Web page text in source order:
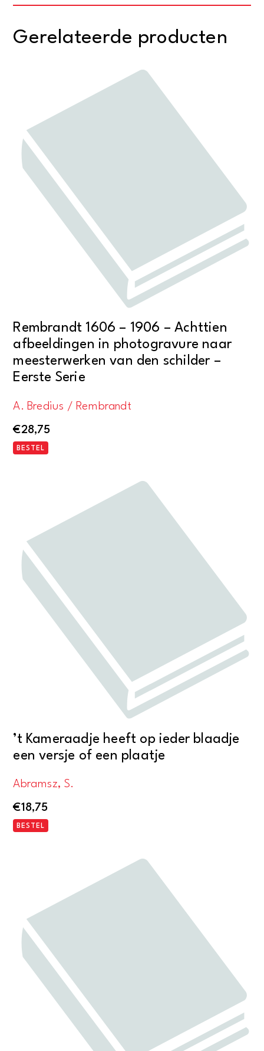
Gerelateerde producten
Rembrandt 1606 – 1906 – Achttien
afbeeldingen in photogravure naar
meesterwerken van den schilder –
Eerste Serie
A. Bredius / Rembrandt
€28,75
BESTEL
’t Kameraadje heeft op ieder blaadje
een versje of een plaatje
Abramsz, S.
€18,75
BESTEL